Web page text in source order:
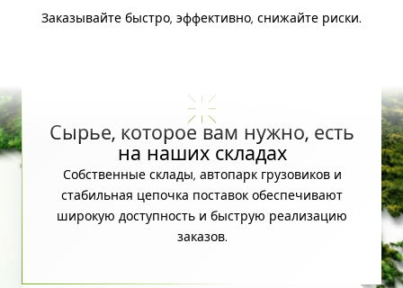
Заказывайте быстро, эффективно, снижайте риски.
Сырье, которое вам нужно, есть
на наших складах
Собственные склады, автопарк грузовиков и
стабильная цепочка поставок обеспечивают
широкую доступность и быструю реализацию
заказов.